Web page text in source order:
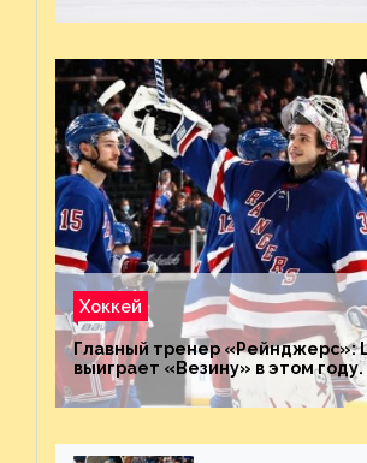
Хоккей
Главный тренер «Рейнджерс»:
выиграет «Везину» в этом
невероятен